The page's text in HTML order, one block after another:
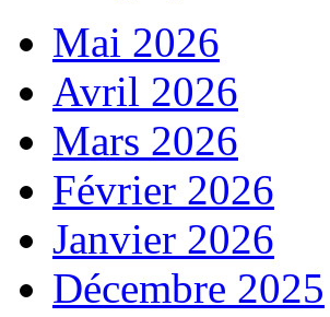
Mai 2026
Avril 2026
Mars 2026
Février 2026
Janvier 2026
Décembre 2025